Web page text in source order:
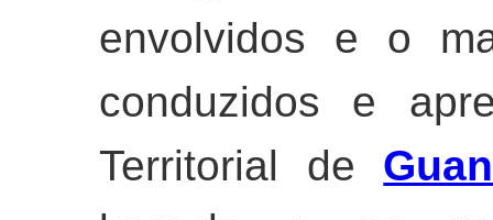
envolvidos e o
conduzidos e
Territorial de